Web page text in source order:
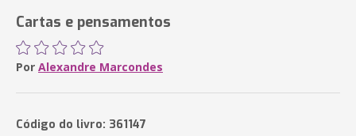
Cartas e pensamentos
Por Alexandre Marcondes
Código do livro: 361147